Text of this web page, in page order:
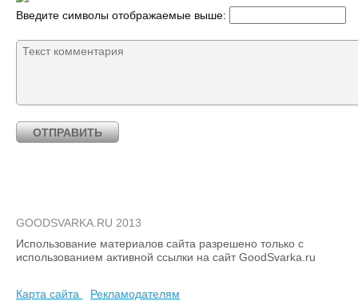
Введите символы отображаемые выше:
GOODSVARKA.RU 2013
Использование материалов сайта разрешено только с
использованием активной ссылки на сайт GoodSvarka.ru
Карта сайта Рекламодателям